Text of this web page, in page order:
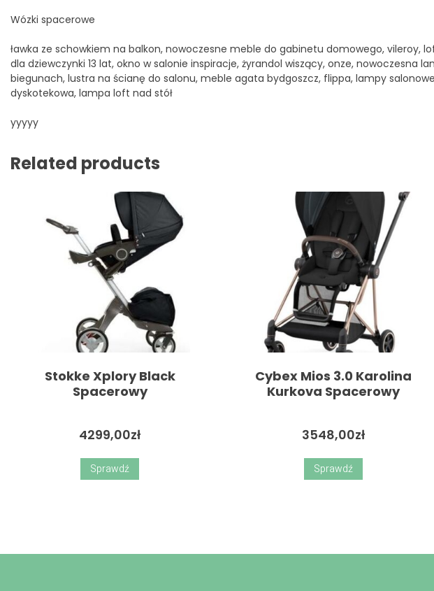
Wózki spacerowe
ławka ze schowkiem na balkon, nowoczesne meble do gabinetu domowego, vileroy,
dla dziewczynki 13 lat, okno w salonie inspiracje, żyrandol wiszący, onze, nowoczesna
biegunach, lustra na ścianę do salonu, meble agata bydgoszcz, flippa, lampy
dyskotekowa, lampa loft nad stół
yyyyy
Related products
Stokke Xplory Black
Spacerowy
4299,00zł
Sprawdź
Cybex Mios 3.0 Karolina
Kurkova Spacerowy
3548,00zł
Sprawdź